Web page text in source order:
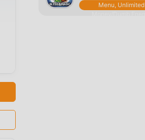
Menu, Unlimited